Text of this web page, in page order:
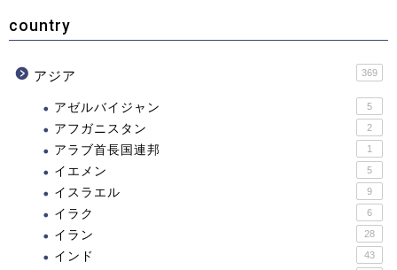
country
アジア 369
アゼルバイジャン 5
アフガニスタン 2
アラブ首長国連邦 1
イエメン 5
イスラエル 9
イラク 6
イラン 28
インド 43